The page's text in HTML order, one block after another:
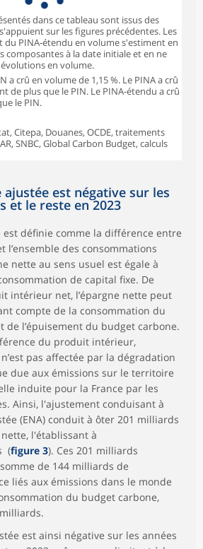
dans ce tableau sont issus des
sur les figures précédentes. Les
du PINA-étendu en volume s'estiment en
composantes à la date initiale et en ne
en volume.
a crû en volume de 1,15 %. Le PINA a crû
de plus que le PIN. Le PINA-étendu a crû
le PIN.
Citepa, Douanes, OCDE, traitements
SNBC, Global Carbon Budget, calculs
ajustée est négative sur les
et le reste en 2023
est définie comme la différence entre
l’ensemble des consommations
nette au sens usuel est égale à
de capital fixe. De
intérieur net, l’épargne nette peut
compte de la consommation du
de l’épuisement du budget carbone.
du produit intérieur,
pas affectée par la dégradation
due aux émissions sur le territoire
induite pour la France par les
Ainsi, l'ajustement conduisant à
(ENA) conduit à ôter 201 milliards
l'établissant à
(figure 3). Ces 201 milliards
de 144 milliards de
liés aux émissions dans le monde
du budget carbone,
est ainsi négative sur les années